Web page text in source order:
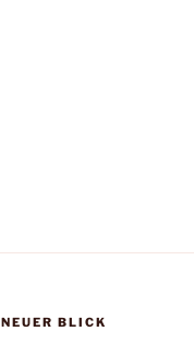
NEUER BLICK